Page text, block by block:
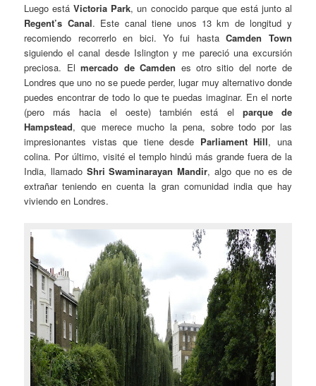
Luego estáVictoria Park, un conocido parque que está junto al
Regent’s Canal. Este canal tiene unos 13 km de longitud y
recomiendo recorrerlo en bici. Yo fui hastaCamden Town
siguiendo el canal desde Islington y me pareció una excursión
preciosa. Elmercado de Camden es otro sitio del norte de
Londres que uno no se puede perder, lugar muy alternativo donde
puedes encontrar de todo lo que te puedas imaginar. En el norte
(pero más hacia el oeste) también está el parque de
Hampstead, que merece mucho la pena, sobre todo por las
impresionantes vistas que tiene desde Parliament Hill, una
colina. Por último, visité el templo hindú más grande fuera de la
India, llamado Shri Swaminarayan Mandir, algo que no es de
extrañar teniendo en cuenta la gran comunidad india que hay
viviendo en Londres.